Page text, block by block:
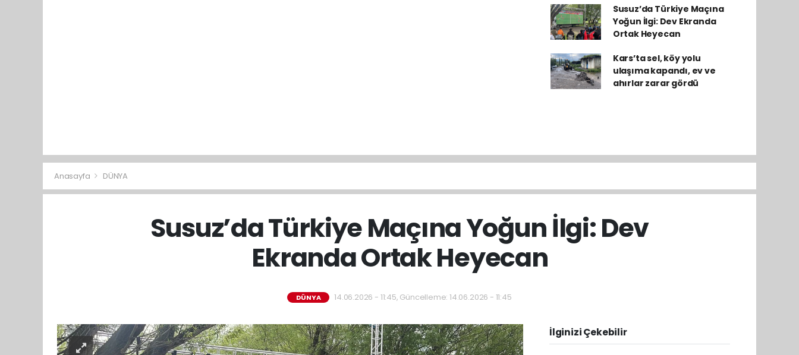
Susuz’da Türkiye Maçına
Yoğun İlgi: Dev Ekranda
Ortak Heyecan
Kars’ta sel, köy yolu
ulaşıma kapandı, ev ve
ahırlar zarar gördü
Anasayfa DÜNYA
Susuz’da Türkiye Maçına Yoğun İlgi: Dev
Ekranda Ortak Heyecan
DÜNYA 14.06.2026 - 11:45, Güncelleme: 14.06.2026 - 11:45
İlginizi Çekebilir